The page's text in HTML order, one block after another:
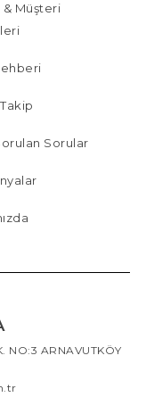
Müşteri
Sorular
NO:3 ARNAVUTKÖY